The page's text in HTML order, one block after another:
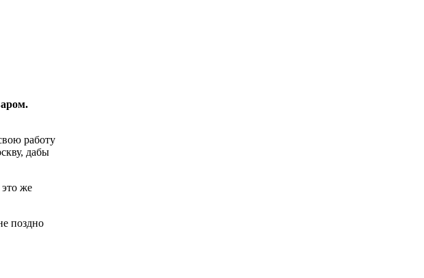
работу
дабы
же
поздно